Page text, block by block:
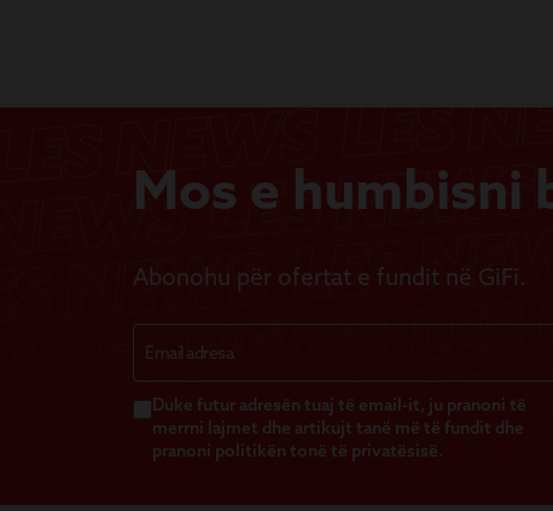
Mos e humbisni
Abonohu për ofertat e fundit në GiFi.
Duke futur adresën tuaj të email-it, ju pranoni të
merrni lajmet dhe artikujt tanë më të fundit dhe
pranoni politikën tonë të privatësisë.